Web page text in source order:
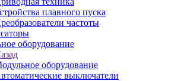
плавного пуска
частоты
оборудование
оборудование
выключатели